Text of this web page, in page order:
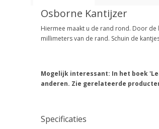
Osborne Kantijzer
Hiermee maakt u de rand rond. Door
millimeters van de rand. Schuin de
Mogelijk interessant: In het boek
anderen. Zie gerelateerde
Specificaties